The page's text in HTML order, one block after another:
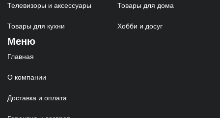
Телевизоры и аксессуары Товары для дома
Товары для кухни Хобби и досуг
Меню
Главная
О компании
Доставка и оплата